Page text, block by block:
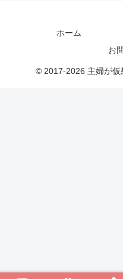
ホーム
お
© 2017-2026 主婦が仮